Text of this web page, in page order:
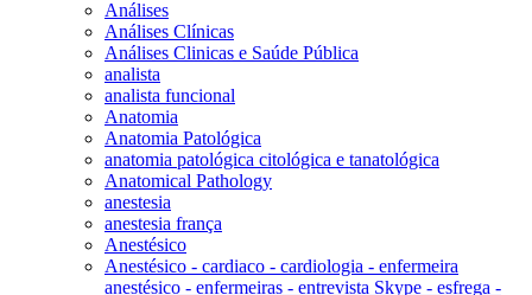
Análises
Análises Clínicas
Análises Clinicas e Saúde Pública
analista
analista funcional
Anatomia
Anatomia Patológica
anatomia patológica citológica e tanatológica
Anatomical Pathology
anestesia
anestesia frança
Anestésico
Anestésico - cardiaco - cardiologia - enfermeira
anestésico - enfermeiras - entrevista Skype - esfrega -